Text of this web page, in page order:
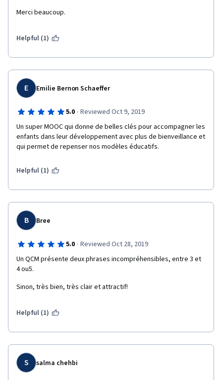
Merci beaucoup.
Helpful (1)
E Emilie Bernon Schaeffer
5.0 · Reviewed Oct 9, 2019
Un super MOOC qui donne de belles clés pour accompagner les
enfants dans leur développement avec plus de bienveillance et
qui permet de repenser nos modèles éducatifs.
Helpful (1)
B Bree
5.0 · Reviewed Oct 28, 2019
Un QCM présente deux phrases incompréhensibles, entre 3 et
4 ou5.
Sinon, très bien, très clair et attractif!
Helpful (1)
S salma chehbi